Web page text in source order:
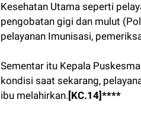
Kesehatan Utama seperti
pengobatan gigi dan mulut
pelayanan Imunisasi,
Sementar itu Kepala
kondisi saat sekarang,
ibu melahirkan. [KC.14]****